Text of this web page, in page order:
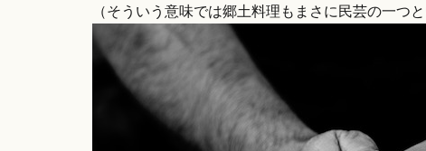
（そういう意味では郷土料理もまさに民芸の一つと